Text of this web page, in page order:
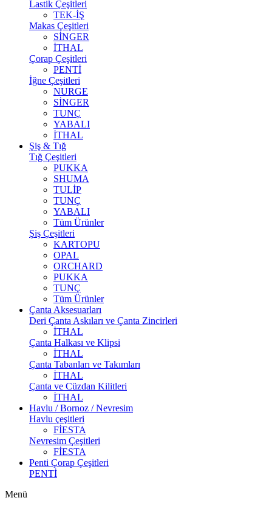
Lastik Çeşitleri
TEK-İŞ
Makas Çeşitleri
SİNGER
İTHAL
Çorap Çeşitleri
PENTİ
İğne Çeşitleri
NURGE
SİNGER
TUNÇ
YABALI
İTHAL
Şiş & Tığ
Tığ Çeşitleri
PUKKA
SHUMA
TULİP
TUNÇ
YABALI
Tüm Ürünler
Şiş Çeşitleri
KARTOPU
OPAL
ORCHARD
PUKKA
TUNÇ
Tüm Ürünler
Çanta Aksesuarları
Deri Çanta Askıları ve Çanta Zincirleri
İTHAL
Çanta Halkası ve Klipsi
İTHAL
Çanta Tabanları ve Takımları
İTHAL
Çanta ve Cüzdan Kilitleri
İTHAL
Havlu / Bornoz / Nevresim
Havlu çeşitleri
FİESTA
Nevresim Çeşitleri
FİESTA
Penti Çorap Çeşitleri
PENTİ
Menü